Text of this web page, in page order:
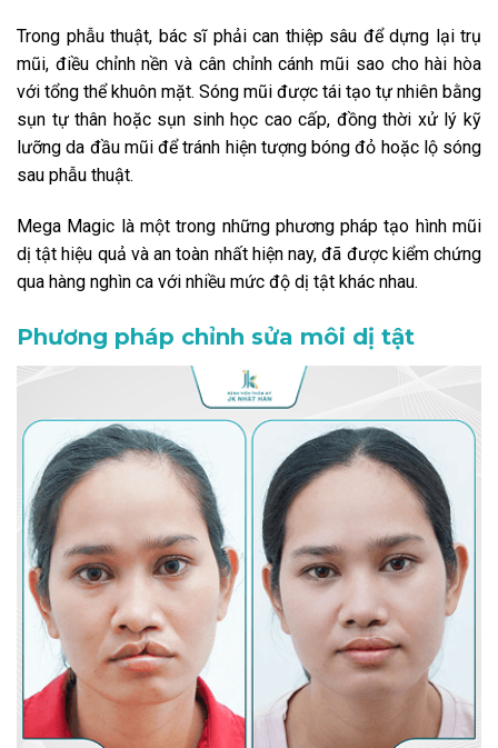
Trong phẫu thuật, bác sĩ phải can thiệp sâu để dựng lại trụ
mũi, điều chỉnh nền và cân chỉnh cánh mũi sao cho hài hòa
với tổng thể khuôn mặt. Sóng mũi được tái tạo tự nhiên bằng
sụn tự thân hoặc sụn sinh học cao cấp, đồng thời xử lý kỹ
lưỡng da đầu mũi để tránh hiện tượng bóng đỏ hoặc lộ sóng
sau phẫu thuật.
Mega Magic là một trong những phương pháp tạo hình mũi
dị tật hiệu quả và an toàn nhất hiện nay, đã được kiểm chứng
qua hàng nghìn ca với nhiều mức độ dị tật khác nhau.
Phương pháp chỉnh sửa môi dị tật